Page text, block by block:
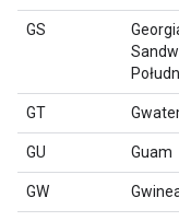
GS
GT
GU Guam
GW